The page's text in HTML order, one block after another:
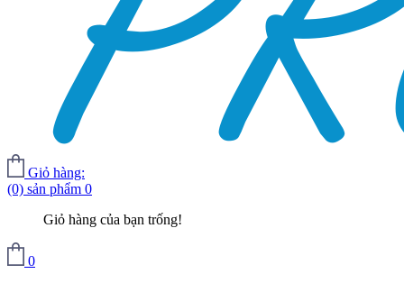
Giỏ hàng:
(0) sản phẩm 0
Giỏ hàng của bạn trống!
0